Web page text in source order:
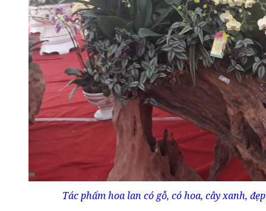
Tác phẩm hoa lan có gỗ, có hoa, cây xanh,